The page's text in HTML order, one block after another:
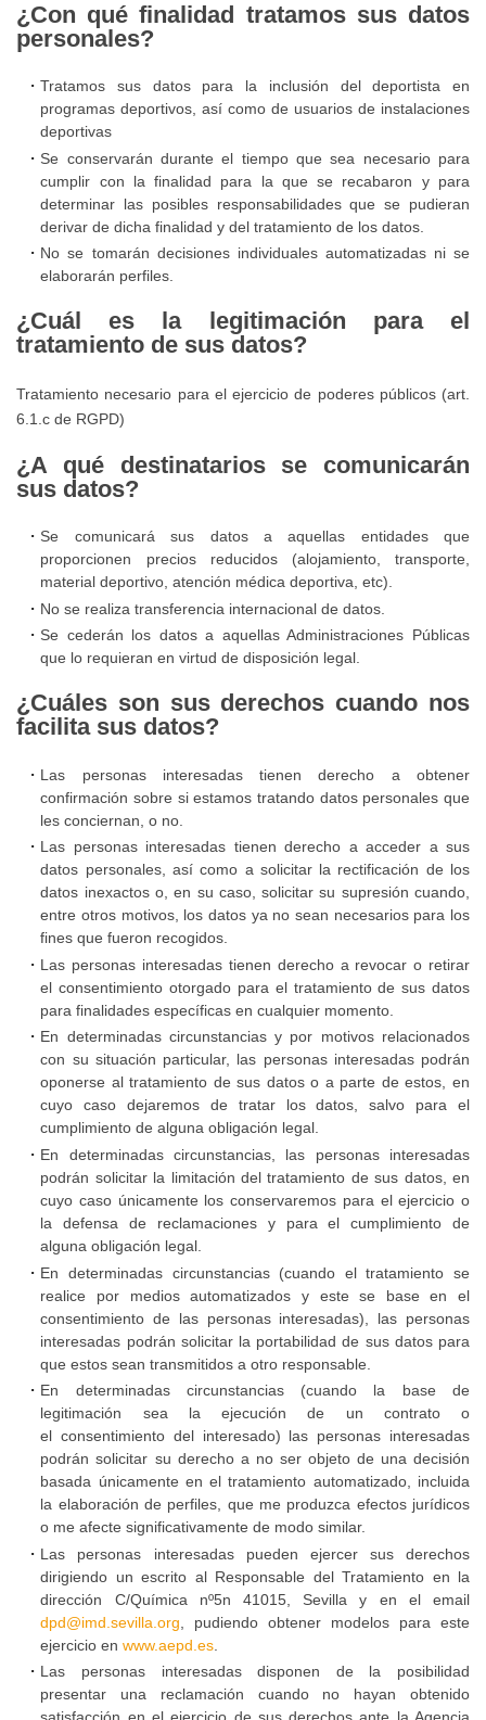
IMD
las
fichas
Terceros
Período
Medio
Pago
Tablón
de
Protocolo
en
caso
de
alertas
meteorológicas
para
deporte
Protocolo
detección
y
actuación
frente
acoso
abuso
sexual
para
prevención,
detección
actuación
frente
al
acoso
abuso
sexual
menores
Seguro
de
accidentes
deportivos
Protección
de
datos
¿Con qué finalidad tratamos sus datos
personales?
Tratamos sus datos para la inclusión del deportista en
programas deportivos, así como de usuarios de instalaciones
deportivas
Se conservarán durante el tiempo que sea necesario para
cumplir con la finalidad para la que se recabaron y para
determinar las posibles responsabilidades que se pudieran
derivar de dicha finalidad y del tratamiento de los datos.
No se tomarán decisiones individuales automatizadas ni se
elaborarán perfiles.
¿Cuál es la legitimación para el
tratamiento de sus datos?
Tratamiento necesario para el ejercicio de poderes públicos (art.
6.1.c de RGPD)
¿A qué destinatarios se comunicarán
sus datos?
Se comunicará sus datos a aquellas entidades que
proporcionen precios reducidos (alojamiento, transporte,
material deportivo, atención médica deportiva, etc).
No se realiza transferencia internacional de datos.
Se cederán los datos a aquellas Administraciones Públicas
que lo requieran en virtud de disposición legal.
¿Cuáles son sus derechos cuando nos
facilita sus datos?
Las personas interesadas tienen derecho a obtener
confirmación sobre si estamos tratando datos personales que
les conciernan, o no.
Las personas interesadas tienen derecho a acceder a sus
datos personales, así como a solicitar la rectificación de los
datos inexactos o, en su caso, solicitar su supresión cuando,
entre otros motivos, los datos ya no sean necesarios para los
fines que fueron recogidos.
Las personas interesadas tienen derecho a revocar o retirar
el consentimiento otorgado para el tratamiento de sus datos
para finalidades específicas en cualquier momento.
En determinadas circunstancias y por motivos relacionados
con su situación particular, las personas interesadas podrán
oponerse al tratamiento de sus datos o a parte de estos, en
cuyo caso dejaremos de tratar los datos, salvo para el
cumplimiento de alguna obligación legal.
En determinadas circunstancias, las personas interesadas
podrán solicitar la limitación del tratamiento de sus datos, en
cuyo caso únicamente los conservaremos para el ejercicio o
la defensa de reclamaciones y para el cumplimiento de
alguna obligación legal.
En determinadas circunstancias (cuando el tratamiento se
realice por medios automatizados y este se base en el
consentimiento de las personas interesadas), las personas
interesadas podrán solicitar la portabilidad de sus datos para
que estos sean transmitidos a otro responsable.
En determinadas circunstancias (cuando la base de
legitimación sea la ejecución de un contrato o
el consentimiento del interesado) las personas interesadas
podrán solicitar su derecho a no ser objeto de una decisión
basada únicamente en el tratamiento automatizado, incluida
la elaboración de perfiles, que me produzca efectos jurídicos
o me afecte significativamente de modo similar.
Las personas interesadas pueden ejercer sus derechos
dirigiendo un escrito al Responsable del Tratamiento en la
dirección C/Química nº5n 41015, Sevilla y en el email
dpd@imd.sevilla.org , pudiendo obtener modelos para este
ejercicio enwww.aepd.es
Las personas interesadas disponen de la posibilidad
presentar una reclamación cuando no hayan obtenido